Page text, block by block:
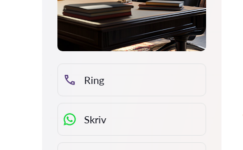
Ring
Skriv